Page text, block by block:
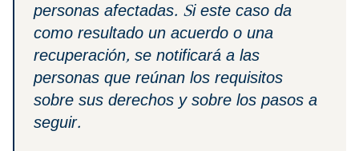
personas afectadas. Si este caso da
como resultado un acuerdo o una
recuperación, se notificará a las
personas que reúnan los requisitos
sobre sus derechos y sobre los pasos a
seguir.